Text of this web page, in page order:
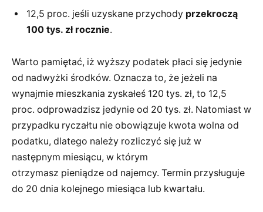
12,5 proc. jeśli uzyskane przychody przekroczą
100 tys. zł rocznie.
Warto pamiętać, iż wyższy podatek płaci się jedynie
od nadwyżki środków. Oznacza to, że jeżeli na
wynajmie mieszkania zyskałeś 120 tys. zł, to 12,5
proc. odprowadzisz jedynie od 20 tys. zł. Natomiast w
przypadku ryczałtu nie obowiązuje kwota wolna od
podatku, dlatego należy rozliczyć się już w
następnym miesiącu, w którym
otrzymasz pieniądze od najemcy. Termin przysługuje
do 20 dnia kolejnego miesiąca lub kwartału.